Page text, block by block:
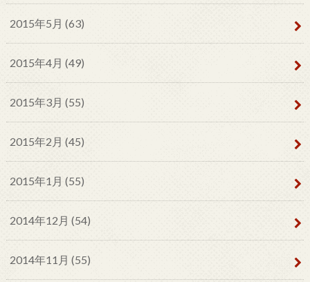
2015年5月 (63)
2015年4月 (49)
2015年3月 (55)
2015年2月 (45)
2015年1月 (55)
2014年12月 (54)
2014年11月 (55)